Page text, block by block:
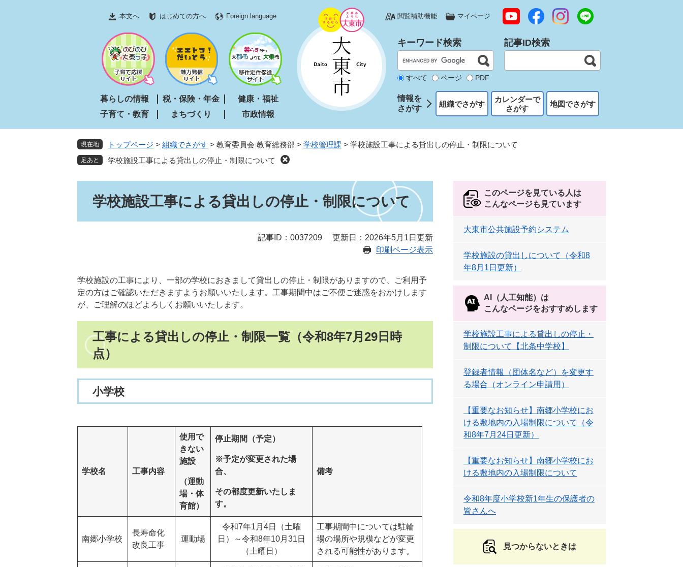
文
本文へ はじめての方へ Foreign language 閲覧補助機能 マイページ
暮らしの情報 税・保険・年金
健康・福祉
子育て・教育
まちづくり 市政情報
キーワード検索
すべて ページ PDF
記事ID検索
情報を
さがす
組織でさがす
カレンダーで
さがす
地図でさがす
現在地 トップページ > 組織でさがす > 教育委員会 教育総務部 > 学校管理課 > 学校施設工事による貸出しの停止・制限について
学校施設工事による貸出しの停止・制限について
学校施設工事による貸出しの停止・制限について
記事ID：0037209
更新日：2026年5月1日更新
印刷ページ表示
学校施設の工事により、一部の学校におきまして貸出しの停止・制限がありますので、ご利用予
定の方はご確認いただきますようお願いいたします。工事期間中はご不便ご迷惑をおかけします
が、ご理解のほどよろしくお願いいたします。
工事による貸出しの停止・制限一覧（令和8年7月29日時
点）
小学校
学校名 工事内容
使用で
きない
施設
（運動
場・体
育館）
停止期間（予定）
※予定が変更された場
合、
その都度更新いたしま
す。
備考
南郷小学校
長寿命化
改良工事
運動場
令和7年1月4日（土曜
日）～令和8年10月31日
（土曜日）
工事期間中については駐輪
場の場所や規模などが変更
される可能性があります。
このページを見ている人は
こんなページも見ています
大東市公共施設予約システム
学校施設の貸出しについて（令和8
年8月1日更新）
AI（人工知能）は
こんなページをおすすめします
学校施設工事による貸出しの停止・
制限について【北条中学校】
登録者情報（団体名など）を変更す
る場合（オンライン申請用）
【重要なお知らせ】南郷小学校にお
ける敷地内の入場制限について（令
和8年7月24日更新）
【重要なお知らせ】南郷小学校にお
ける敷地内の入場制限について
令和8年度小学校新1年生の保護者の
皆さんへ
見つからないときは